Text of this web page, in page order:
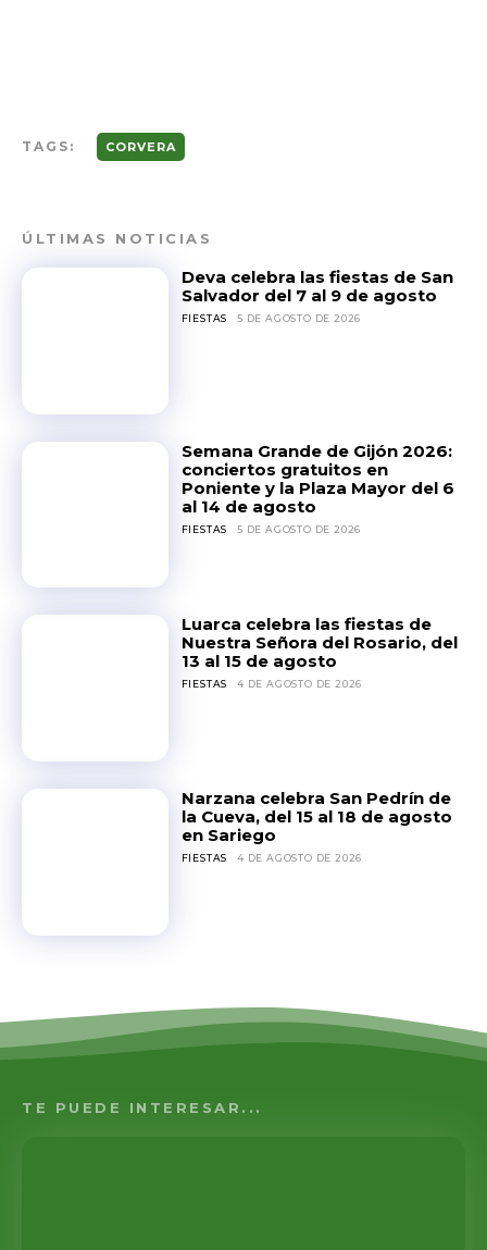
TAGS: CORVERA
ÚLTIMAS NOTICIAS
Deva celebra las fiestas de San
Salvador del 7 al 9 de agosto
FIESTAS 5 DE AGOSTO DE 2026
Semana Grande de Gijón 2026:
conciertos gratuitos en
Poniente y la Plaza Mayor del 6
al 14 de agosto
FIESTAS 5 DE AGOSTO DE 2026
Luarca celebra las fiestas de
Nuestra Señora del Rosario, del
13 al 15 de agosto
FIESTAS 4 DE AGOSTO DE 2026
Narzana celebra San Pedrín de
la Cueva, del 15 al 18 de agosto
en Sariego
FIESTAS 4 DE AGOSTO DE 2026
TE PUEDE INTERESAR...